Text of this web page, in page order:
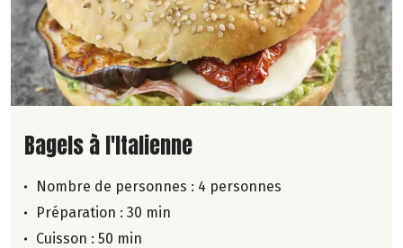
Lire la suite de la recette
Bagels à l'Italienne
Nombre de personnes : 4 personnes
Préparation : 30 min
Cuisson : 50 min